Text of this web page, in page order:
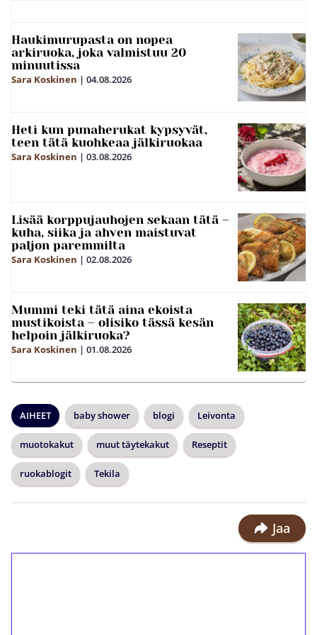
Haukimurupasta on nopea
arkiruoka, joka valmistuu 20
minuutissa
Sara Koskinen | 04.08.2026
Heti kun punaherukat kypsyvät,
teen tätä kuohkeaa jälkiruokaa
Sara Koskinen | 03.08.2026
Lisää korppujauhojen sekaan tätä –
kuha, siika ja ahven maistuvat
paljon paremmilta
Sara Koskinen | 02.08.2026
Mummi teki tätä aina ekoista
mustikoista – olisiko tässä kesän
helpoin jälkiruoka?
Sara Koskinen | 01.08.2026
AIHEET baby shower blogi Leivonta
muotokakut muut täytekakut Reseptit
ruokablogit Tekila
Jaa